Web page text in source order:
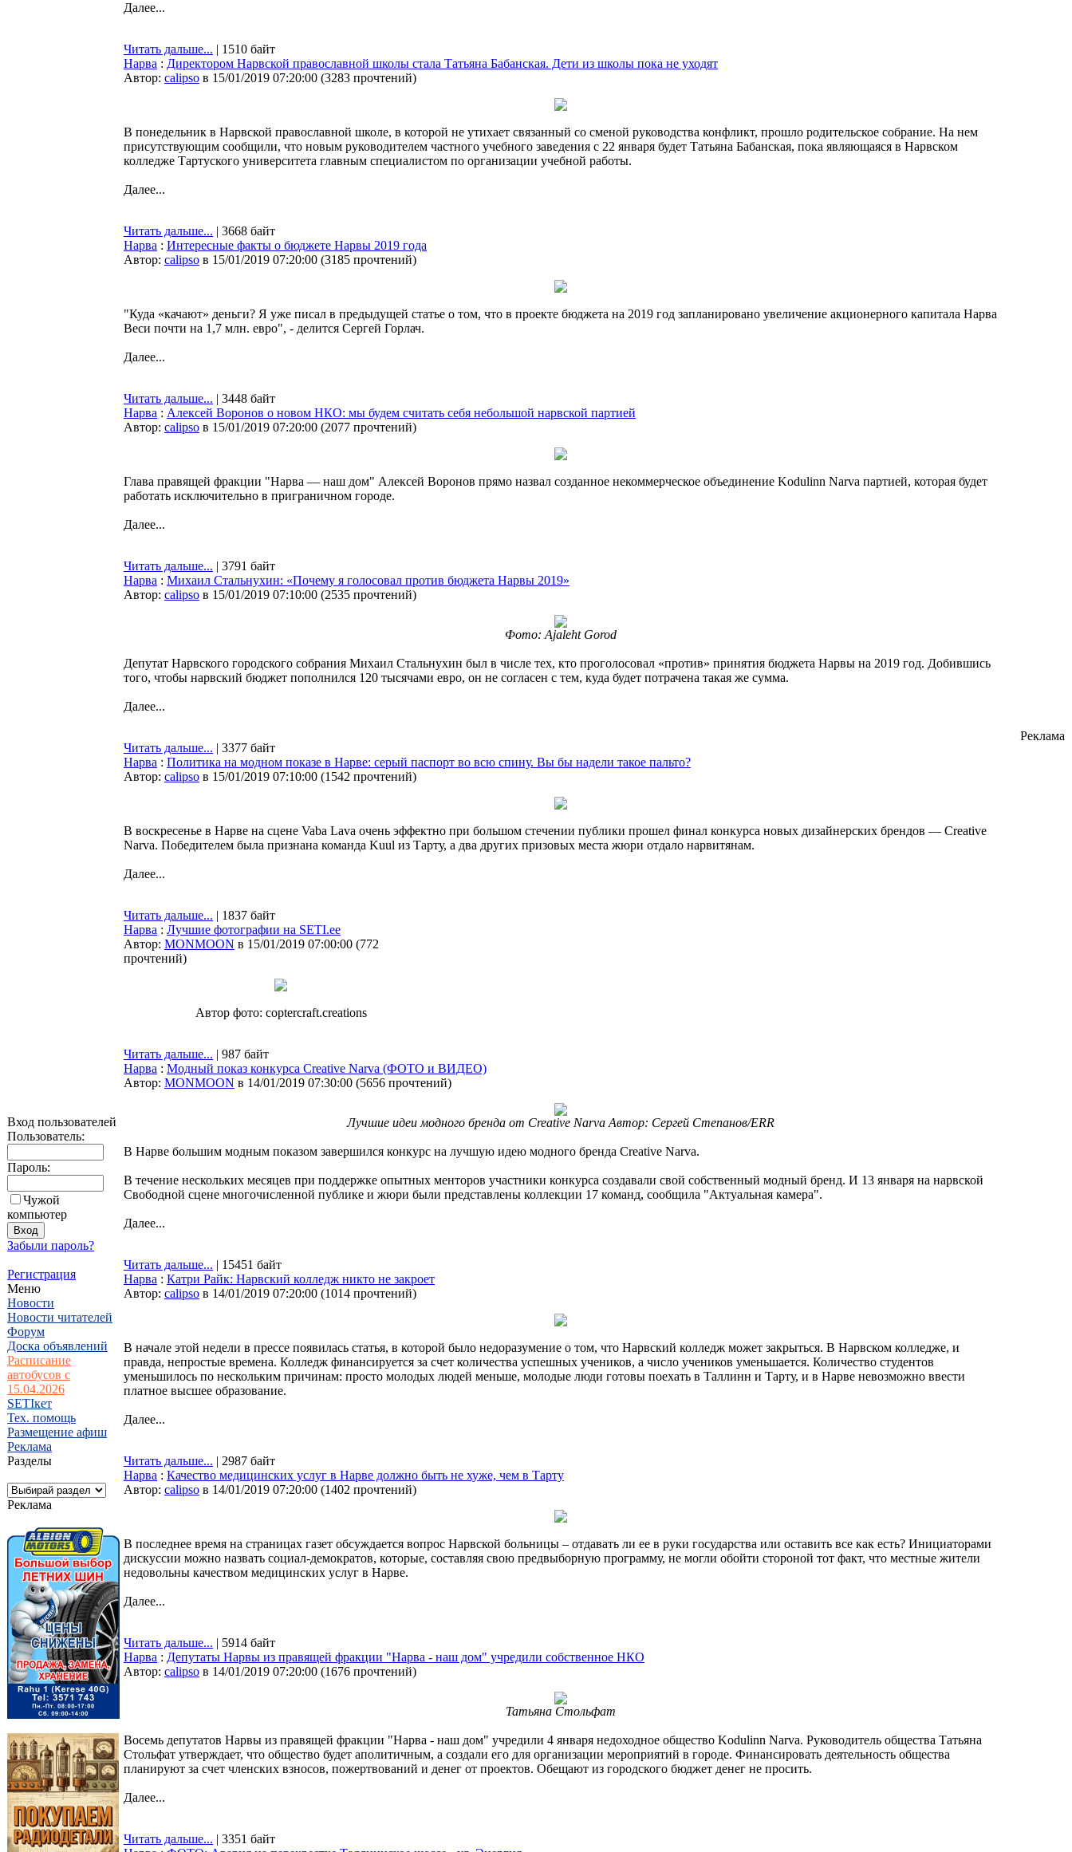
Вход пользователей
Пользователь:
Пароль:
Чужой
компьютер
Забыли пароль?
Регистрация
Меню
Новости
Новости читателей
Форум
Доска объявлений
Расписание
автобусов с
15.04.2026
SETIкет
Тех. помощь
Размещение афиш
Реклама
Разделы
Реклама
Далее...
Читать дальше... | 1510 байт
Нарва : Директором Нарвской православной школы стала Татьяна Бабанская. Дети из школы пока не уходят
Автор: calipso в 15/01/2019 07:20:00 (3283 прочтений)
В понедельник в Нарвской православной школе, в которой не утихает связанный со сменой руководства конфликт, прошло родительское собрание. На нем
присутствующим сообщили, что новым руководителем частного учебного заведения с 22 января будет Татьяна Бабанская, пока являющаяся в Нарвском
колледже Тартуского университета главным специалистом по организации учебной работы.
Далее...
Читать дальше... | 3668 байт
Нарва : Интересные факты о бюджете Нарвы 2019 года
Автор: calipso в 15/01/2019 07:20:00 (3185 прочтений)
"Куда «качают» деньги? Я уже писал в предыдущей статье о том, что в проекте бюджета на 2019 год запланировано увеличение акционерного капитала Нарва
Веси почти на 1,7 млн. евро", - делится Сергей Горлач.
Далее...
Читать дальше... | 3448 байт
Нарва : Алексей Воронов о новом НКО: мы будем считать себя небольшой нарвской партией
Автор: calipso в 15/01/2019 07:20:00 (2077 прочтений)
Глава правящей фракции "Нарва — наш дом" Алексей Воронов прямо назвал созданное некоммерческое объединение Kodulinn Narva партией, которая будет
работать исключительно в приграничном городе.
Далее...
Читать дальше... | 3791 байт
Нарва : Михаил Стальнухин: «Почему я голосовал против бюджета Нарвы 2019»
Автор: calipso в 15/01/2019 07:10:00 (2535 прочтений)
Фото: Ajaleht Gorod
Депутат Нарвского городского собрания Михаил Стальнухин был в числе тех, кто проголосовал «против» принятия бюджета Нарвы на 2019 год. Добившись
того, чтобы нарвский бюджет пополнился 120 тысячами евро, он не согласен с тем, куда будет потрачена такая же сумма.
Далее...
Читать дальше... | 3377 байт
Нарва : Политика на модном показе в Нарве: серый паспорт во всю спину. Вы бы надели такое пальто?
Автор: calipso в 15/01/2019 07:10:00 (1542 прочтений)
В воскресенье в Нарве на сцене Vaba Lava очень эффектно при большом стечении публики прошел финал конкурса новых дизайнерских брендов — Creative
Narva. Победителем была признана команда Kuul из Тарту, а два других призовых места жюри отдало нарвитянам.
Далее...
Читать дальше... | 1837 байт
Нарва : Лучшие фотографии на SETI.ee
Автор: MONMOON в 15/01/2019 07:00:00 (772
прочтений)
Автор фото: coptercraft.creations
Читать дальше... | 987 байт
Нарва : Модный показ конкурса Creative Narva (ФОТО и ВИДЕО)
Автор: MONMOON в 14/01/2019 07:30:00 (5656 прочтений)
Лучшие идеи модного бренда от Creative Narva Автор: Сергей Степанов/ERR
В Нарве большим модным показом завершился конкурс на лучшую идею модного бренда Creative Narva.
В течение нескольких месяцев при поддержке опытных менторов участники конкурса создавали свой собственный модный бренд. И 13 января на нарвской
Свободной сцене многочисленной публике и жюри были представлены коллекции 17 команд, сообщила "Актуальная камера".
Далее...
Читать дальше... | 15451 байт
Нарва : Катри Райк: Нарвский колледж никто не закроет
Автор: calipso в 14/01/2019 07:20:00 (1014 прочтений)
В начале этой недели в прессе появилась статья, в которой было недоразумение о том, что Нарвский колледж может закрыться. В Нарвском колледже, и
правда, непростые времена. Колледж финансируется за счет количества успешных учеников, а число учеников уменьшается. Количество студентов
уменьшилось по нескольким причинам: просто молодых людей меньше, молодые люди готовы поехать в Таллинн и Тарту, и в Нарве невозможно ввести
платное высшее образование.
Далее...
Читать дальше... | 2987 байт
Нарва : Качество медицинских услуг в Нарве должно быть не хуже, чем в Тарту
Автор: calipso в 14/01/2019 07:20:00 (1402 прочтений)
В последнее время на страницах газет обсуждается вопрос Нарвской больницы – отдавать ли ее в руки государства или оставить все как есть? Инициаторами
дискуссии можно назвать социал-демократов, которые, составляя свою предвыборную программу, не могли обойти стороной тот факт, что местные жители
недовольны качеством медицинских услуг в Нарве.
Далее...
Читать дальше... | 5914 байт
Нарва : Депутаты Нарвы из правящей фракции "Нарва - наш дом" учредили собственное НКО
Автор: calipso в 14/01/2019 07:20:00 (1676 прочтений)
Татьяна Стольфат
Восемь депутатов Нарвы из правящей фракции "Нарва - наш дом" учредили 4 января недоходное общество Kodulinn Narva. Руководитель общества Татьяна
Стольфат утверждает, что общество будет аполитичным, а создали его для организации мероприятий в городе. Финансировать деятельность общества
планируют за счет членских взносов, пожертвований и денег от проектов. Обещают из городского бюджет денег не просить.
Далее...
Читать дальше... | 3351 байт
Реклама